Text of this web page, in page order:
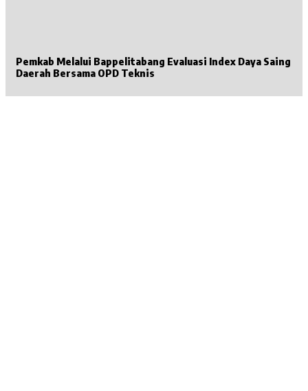
Pemkab Melalui Bappelitabang Evaluasi Index Daya Saing
Daerah Bersama OPD Teknis